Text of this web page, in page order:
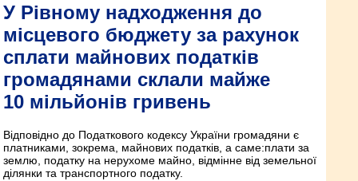
У Рівному надходження до
місцевого бюджету за рахунок
сплати майнових податків
громадянами склали майже
10 мільйонів гривень
Відповідно до Податкового кодексу України громадяни є
платниками, зокрема, майнових податків, а саме:плати за
землю, податку на нерухоме майно, відмінне від земельної
ділянки та транспортного податку.